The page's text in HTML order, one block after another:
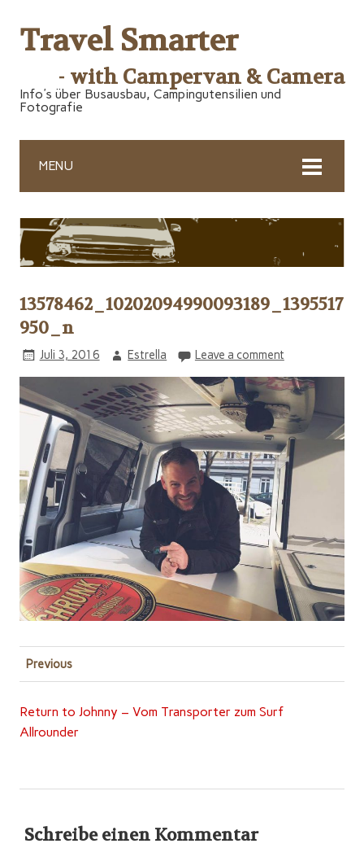
Travel Smarter
- with Campervan & Camera
Info's über Busausbau, Campingutensilien und
Fotografie
MENU
13578462_10202094990093189_1395517
950_n
Juli 3, 2016 Estrella Leave a comment
Previous
Return to Johnny – Vom Transporter zum Surf
Allrounder
Schreibe einen Kommentar